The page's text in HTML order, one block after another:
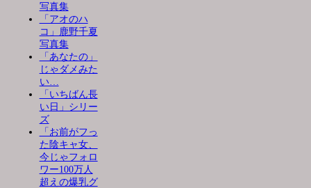
写真集
「アオのハ
コ」鹿野千夏
写真集
「あなたの」
じゃダメみた
い…
「いちばん長
い日」シリー
ズ
「お前がフっ
た陰キャ女、
今じゃフォロ
ワー100万人
超えの爆乳グ